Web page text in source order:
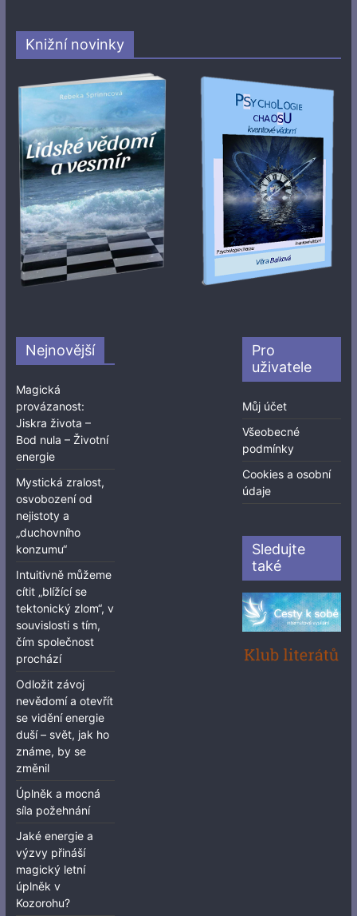
Knižní novinky
Nejnovější
Magická
provázanost:
Jiskra života –
Bod nula – Životní
energie
Mystická zralost,
osvobození od
nejistoty a
„duchovního
konzumu“
Intuitivně můžeme
cítit „blížící se
tektonický zlom“, v
souvislosti s tím,
čím společnost
prochází
Odložit závoj
nevědomí a otevřít
se vidění energie
duší – svět, jak ho
známe, by se
změnil
Úplněk a mocná
síla požehnání
Jaké energie a
výzvy přináší
magický letní
úplněk v
Kozorohu?
Pro
uživatele
Můj účet
Všeobecné
podmínky
Cookies a osobní
údaje
Sledujte
také